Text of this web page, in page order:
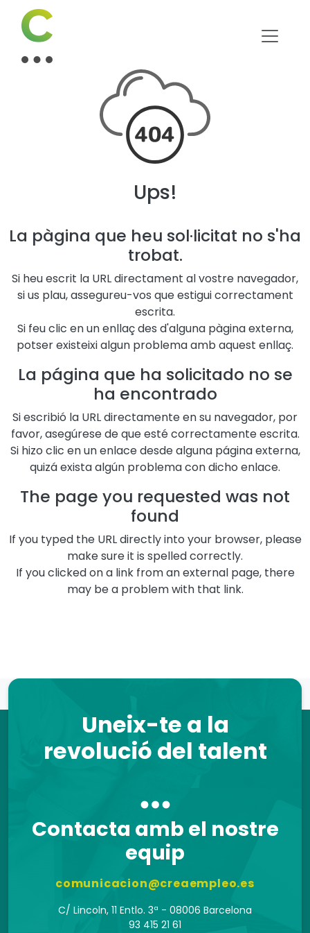
Ups!
La pàgina que heu sol·licitat no s'ha
trobat.
Si heu escrit la URL directament al vostre navegador,
si us plau, assegureu-vos que estigui correctament
escrita.
Si feu clic en un enllaç des d'alguna pàgina externa,
potser existeixi algun problema amb aquest enllaç.
La página que ha solicitado no se
ha encontrado
Si escribió la URL directamente en su navegador, por
favor, asegúrese de que esté correctamente escrita.
Si hizo clic en un enlace desde alguna página externa,
quizá exista algún problema con dicho enlace.
The page you requested was not
found
If you typed the URL directly into your browser, please
make sure it is spelled correctly.
If you clicked on a link from an external page, there
may be a problem with that link.
Uneix-te a la
revolució del talent
Contacta amb el nostre
equip
comunicacion@creaempleo.es
C/ Lincoln, 11 Entlo. 3ª - 08006 Barcelona
93 415 21 61